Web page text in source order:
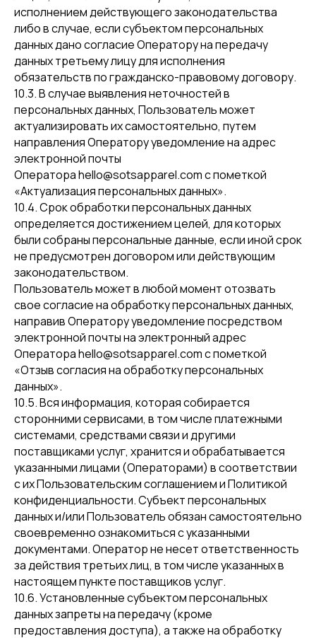
исполнением действующего законодательства
либо в случае, если субъектом персональных
данных дано согласие Оператору на передачу
данных третьему лицу для исполнения
обязательств по гражданско-правовому договору.
10.3. В случае выявления неточностей в
персональных данных, Пользователь может
актуализировать их самостоятельно, путем
направления Оператору уведомление на адрес
электронной почты
Оператора hello@sotsapparel.com с пометкой
«Актуализация персональных данных».
10.4. Срок обработки персональных данных
определяется достижением целей, для которых
были собраны персональные данные, если иной срок
не предусмотрен договором или действующим
законодательством.
Пользователь может в любой момент отозвать
свое согласие на обработку персональных данных,
направив Оператору уведомление посредством
электронной почты на электронный адрес
Оператора hello@sotsapparel.com с пометкой
«Отзыв согласия на обработку персональных
данных».
10.5. Вся информация, которая собирается
сторонними сервисами, в том числе платежными
системами, средствами связи и другими
поставщиками услуг, хранится и обрабатывается
указанными лицами (Операторами) в соответствии
с их Пользовательским соглашением и Политикой
конфиденциальности. Субъект персональных
данных и/или Пользователь обязан самостоятельно
своевременно ознакомиться с указанными
документами. Оператор не несет ответственность
за действия третьих лиц, в том числе указанных в
настоящем пункте поставщиков услуг.
10.6. Установленные субъектом персональных
данных запреты на передачу (кроме
предоставления доступа), а также на обработку